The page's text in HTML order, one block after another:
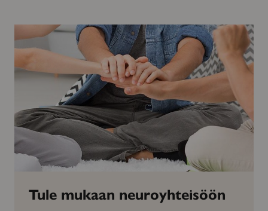
Tule mukaan neuroyhteisöön